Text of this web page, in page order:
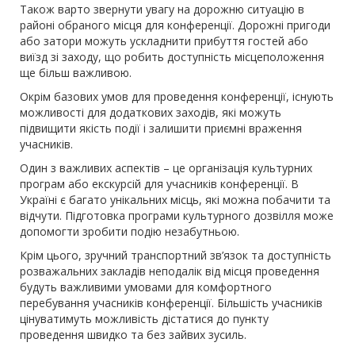
Також варто звернути увагу на дорожню ситуацію в
районі обраного місця для конференції. Дорожні пригоди
або затори можуть ускладнити прибуття гостей або
виїзд зі заходу, що робить доступність місцеположення
ще більш важливою.
Окрім базових умов для проведення конференції, існують
можливості для додаткових заходів, які можуть
підвищити якість події і залишити приємні враження
учасників.
Один з важливих аспектів – це організація культурних
програм або екскурсій для учасників конференції. В
Україні є багато унікальних місць, які можна побачити та
відчути. Підготовка програми культурного дозвілля може
допомогти зробити подію незабутньою.
Крім цього, зручний транспортний зв’язок та доступність
розважальних закладів неподалік від місця проведення
будуть важливими умовами для комфортного
перебування учасників конференції. Більшість учасників
цінуватимуть можливість дістатися до пункту
проведення швидко та без зайвих зусиль.